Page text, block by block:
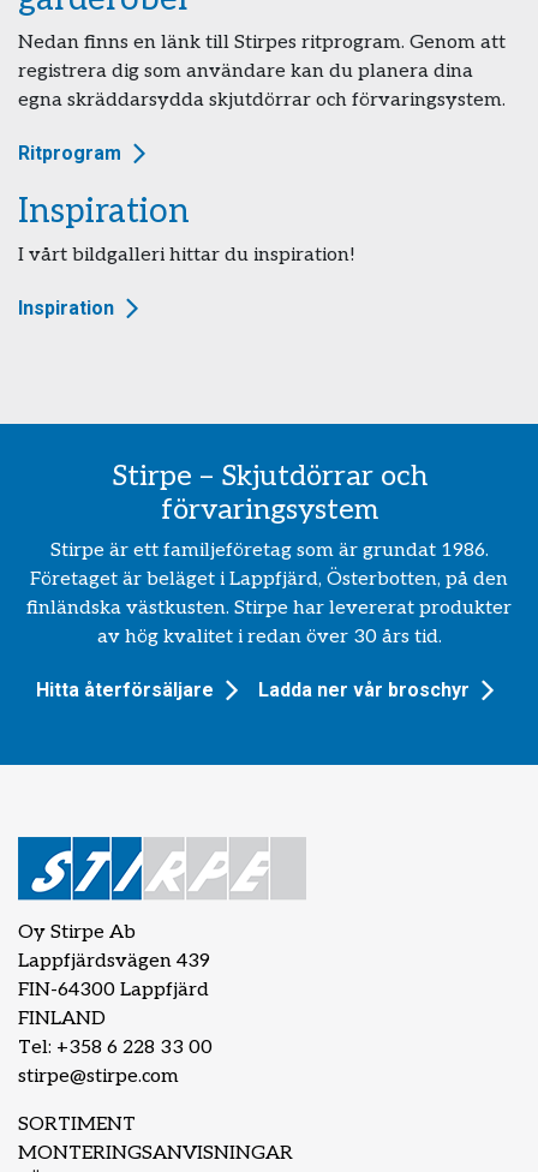
Nedan finns en länk till Stirpes ritprogram. Genom att
registrera dig som användare kan du planera dina
egna skräddarsydda skjutdörrar och förvaringsystem.
Ritprogram
Inspiration
I vårt bildgalleri hittar du inspiration!
Inspiration
Stirpe – Skjutdörrar och
förvaringsystem
Stirpe är ett familjeföretag som är grundat 1986.
Företaget är beläget i Lappfjärd, Österbotten, på den
finländska västkusten. Stirpe har levererat produkter
av hög kvalitet i redan över 30 års tid.
Hitta återförsäljare Ladda ner vår broschyr
Oy Stirpe Ab
Lappfjärdsvägen 439
FIN-64300 Lappfjärd
FINLAND
Tel: +358 6 228 33 00
stirpe@stirpe.com
SORTIMENT
MONTERINGSANVISNINGAR